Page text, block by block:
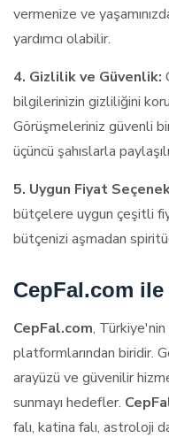
vermenize ve
yardımcı olabilir.
4. Gizlilik ve Güvenlik:
bilgilerinizin gizliliğini
Görüşmeleriniz güvenli
üçüncü şahıslarla
5. Uygun Fiyat
bütçelere uygun çeşitli
bütçenizi aşmadan
CepFal.com ile
CepFal.com,
platformlarından biridir.
arayüzü ve güvenilir
sunmayı hedefler.
falı, katina falı, astroloji